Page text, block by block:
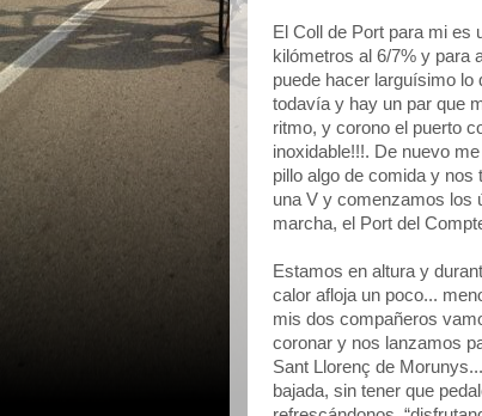
El Coll de Port para mi es
kilómetros al 6/7% y para
puede hacer larguísimo lo
todavía y hay un par que
ritmo, y corono el puerto
inoxidable!!!. De nuevo
pillo algo de comida y
una V y comenzamos los
marcha, el Port del
Estamos en altura y
calor afloja un poco...
mis dos compañeros
coronar y nos lanzamos
Sant Llorenç de
bajada, sin tener que